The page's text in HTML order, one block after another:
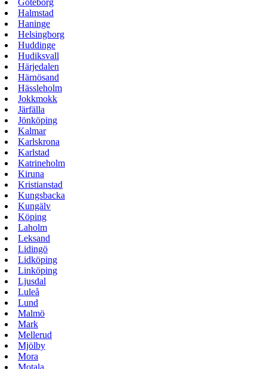
Göteborg
Halmstad
Haninge
Helsingborg
Huddinge
Hudiksvall
Härjedalen
Härnösand
Hässleholm
Jokkmokk
Järfälla
Jönköping
Kalmar
Karlskrona
Karlstad
Katrineholm
Kiruna
Kristianstad
Kungsbacka
Kungälv
Köping
Laholm
Leksand
Lidingö
Lidköping
Linköping
Ljusdal
Luleå
Lund
Malmö
Mark
Mellerud
Mjölby
Mora
Motala